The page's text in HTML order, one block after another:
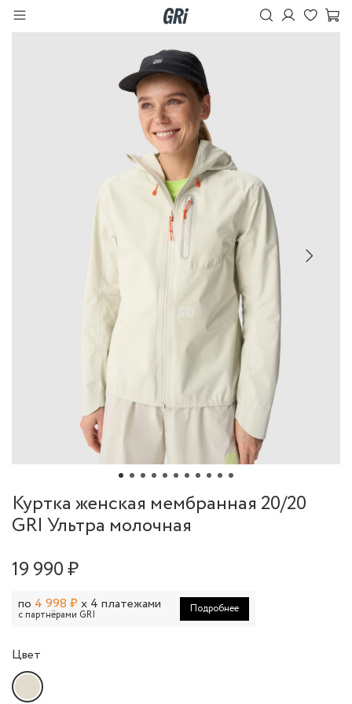
Куртка женская мембранная 20/20
GRI Ультра молочная
19 990 ₽
по 4 998 ₽ x 4 платежами
с партнёрами GRI Подробнее
Цвет